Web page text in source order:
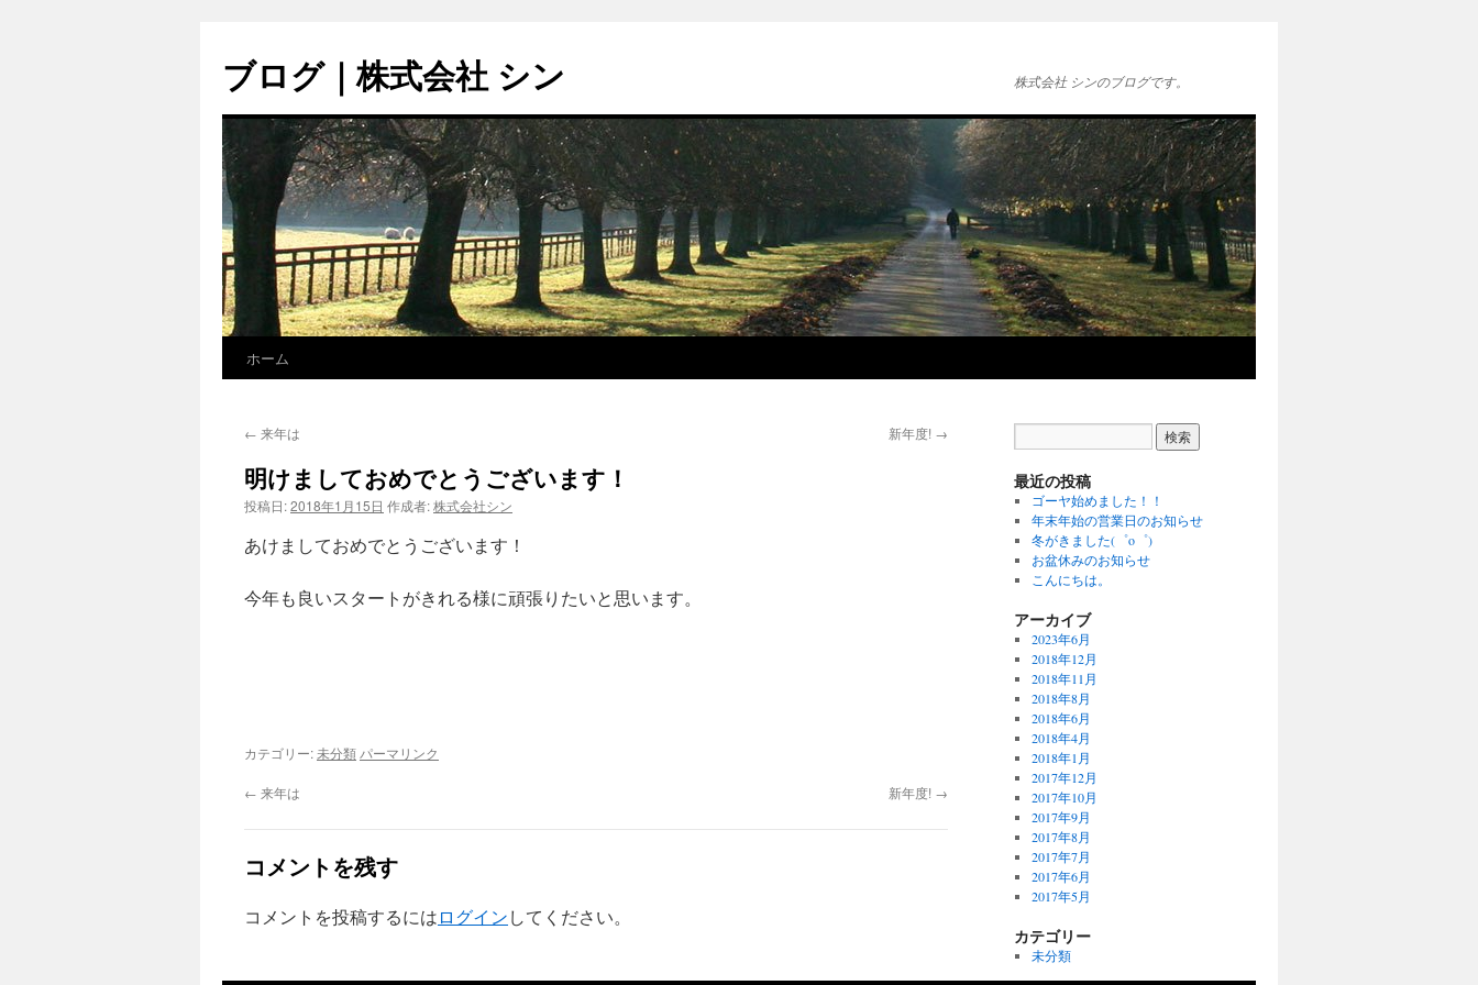
テ
ン
ス
キ
ッ
プ
ブログ｜株式会社 シン 株式会社 シンのブログです。
ホーム
← 来年は 新年度! →
明けましておめでとうございます！
投稿日:2018年1月15日 作成者:株式会社シン
あけましておめでとうございます！
今年も良いスタートがきれる様に頑張りたいと思います。
カテゴリー:未分類 パーマリンク
← 来年は 新年度! →
コメントを残す
コメントを投稿するにはログインしてください。
最近の投稿
ゴーヤ始めました！！
年末年始の営業日のお知らせ
冬がきました(゜o゜)
お盆休みのお知らせ
こんにちは。
アーカイブ
2023年6月
2018年12月
2018年11月
2018年8月
2018年6月
2018年4月
2018年1月
2017年12月
2017年10月
2017年9月
2017年8月
2017年7月
2017年6月
2017年5月
カテゴリー
未分類